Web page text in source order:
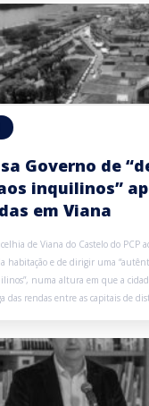
Governo de
inquilinos”
em Viana
de Viana do Castelo do PCP
habitação e de dirigir uma
numa altura em que a
das rendas entre as capitais de